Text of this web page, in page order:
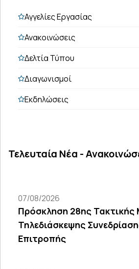
Αγγελίες Εργασίας
Ανακοινώσεις
Δελτία Τύπου
Διαγωνισμοί
Εκδηλώσεις
Τελευταία Νέα -
07/08/2026
Πρόσκληση 28ης
Τηλεδιάσκεψης
Επιτροπής